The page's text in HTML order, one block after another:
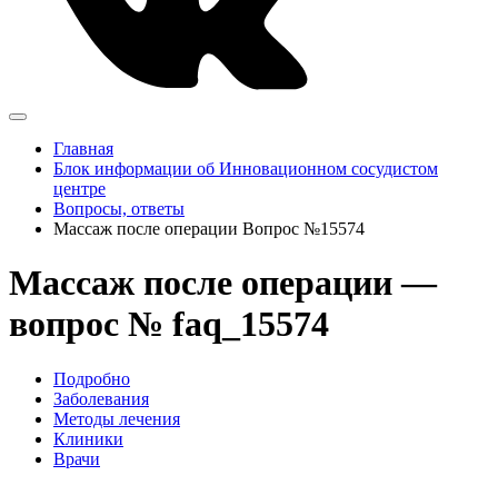
Главная
Блок информации об Инновационном сосудистом
центре
Вопросы, ответы
Массаж после операции Вопрос №15574
Массаж после операции —
вопрос № faq_15574
Подробно
Заболевания
Методы лечения
Клиники
Врачи